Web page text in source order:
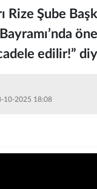
Rize Şube
edilir!”
10-2025 18:08